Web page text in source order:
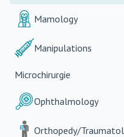
Mamology
Manipulations
Microchirurgie
Ophthalmology
Orthopedy/